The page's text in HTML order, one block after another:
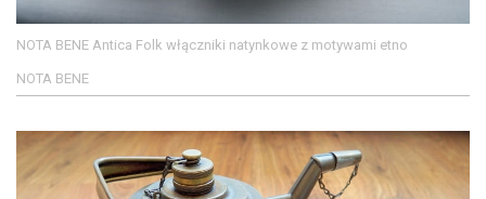
NOTA BENE Antica Folk włączniki natynkowe z motywami etno
NOTA BENE